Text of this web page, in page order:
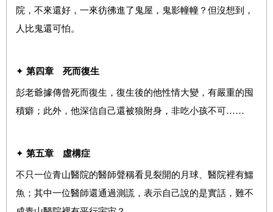
院，不來還好，一來彷彿進了鬼屋，鬼影幢幢？但沒想到，
人比鬼還可怕。
✦ 第四章 死而復生
彭老爺據傳曾死而復生，復生後的他性情大變，有嚴重的囤
積癖；此外，他深信自己還被狼附身，非吃小孩不可……
✦ 第五章 虛構症
不只一位青山醫院的醫師聲稱看見裂開的月球、醫院裡有鱷
魚；其中一位醫師還通過測謊，表示自己說的是實話，難不